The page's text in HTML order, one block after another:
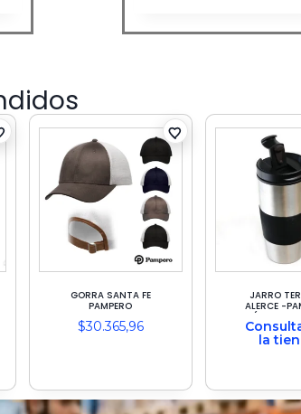
GORRA SANTA FE
PAMPERO
$30.365,96
JARRO
ALERCE -
(GRIS-
la